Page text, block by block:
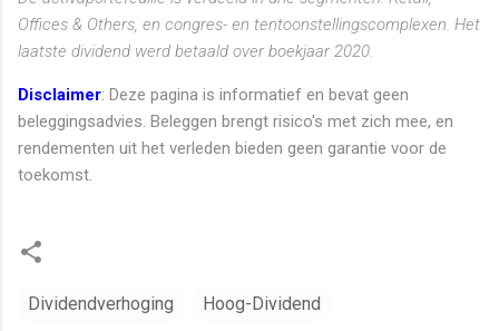
Offices & Others, en congres- en tentoonstellingscomplexen. Het
laatste dividend werd betaald over boekjaar 2020.
Disclaimer: Deze pagina is informatief en bevat geen
beleggingsadvies. Beleggen brengt risico's met zich mee, en
rendementen uit het verleden bieden geen garantie voor de
toekomst.
Dividendverhoging Hoog-Dividend